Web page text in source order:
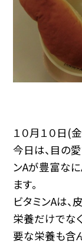
１０月１０日(
今日は、目の
ンAが豊富な
ます。
ビタミンAは
栄養だけでな
要な栄養も含